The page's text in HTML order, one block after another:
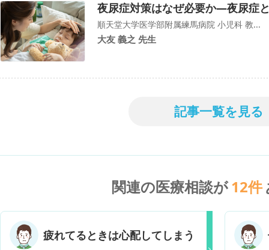
夜尿症対策はなぜ必要か―夜尿症
順天堂大学医学部附属練馬病院 小児科 教...
大友 義之 先生
記事一覧を見る
関連の医療相談が12件
疲れてるときは心配してしまう